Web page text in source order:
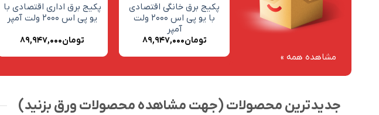
مشاهده همه »
پکیج برق خانگی اقتصادی
با یو پی اس ۲۰۰۰ ولت
آمپر
تومان۸۹,۹۴۷,۰۰۰
پکیج برق اداری اقتصادی با
یو پی اس ۲۰۰۰ ولت آمپر
تومان۸۹,۹۴۷,۰۰۰
پکیج برق خورشیدی ۳.۶
کیلووات ساعت
جدیدترین محصولات (جهت مشاهده محصولات ورق بزنید)